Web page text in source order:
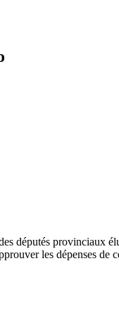
députés provinciaux
les dépenses